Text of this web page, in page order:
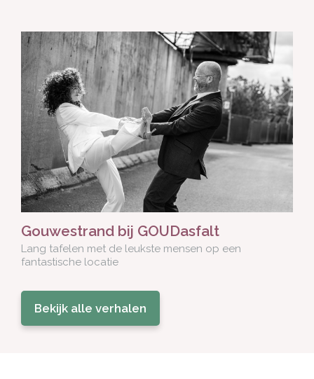
Gouwestrand bij GOUDasfalt
Lang tafelen met de leukste mensen op een
fantastische locatie
Bekijk alle verhalen